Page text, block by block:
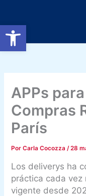
Abrir barra de
contenido
APPs
Compras
París
PorCarla Cocozza/28
Los deliverys ha
práctica cada
vigente desde